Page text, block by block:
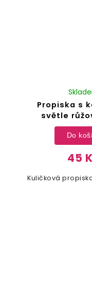
Propiska s
světle
45
Do
Kuličková